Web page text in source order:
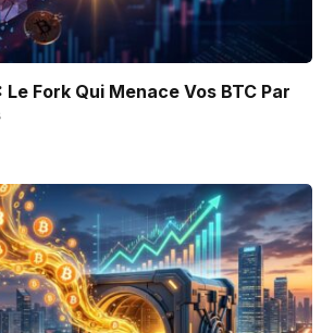
Le Fork Qui Menace Vos BTC Par